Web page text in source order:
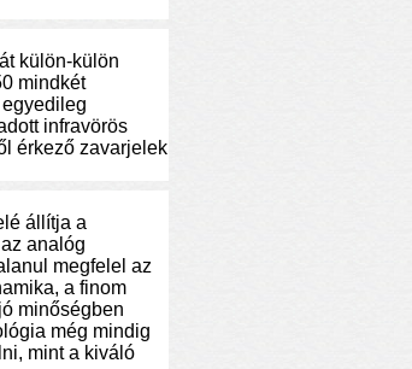
külön-külön
mindkét
infravörös
érkező zavarjelek
állítja a
analóg
megfelel az
a finom
minőségben
még mindig
mint a kiváló